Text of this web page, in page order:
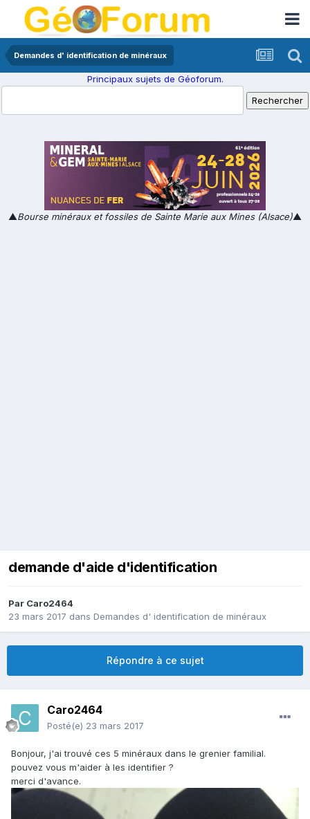
Demandes d' identification de minéraux
Principaux sujets de Géoforum.
▲Bourse minéraux et fossiles de Sainte Marie aux Mines (Alsace)▲
demande d'aide d'identification
Par Caro2464
23 mars 2017 dans Demandes d' identification de minéraux
Répondre à ce sujet
Caro2464
Posté(e) 23 mars 2017
Bonjour, j'ai trouvé ces 5 minéraux dans le grenier familial.
pouvez vous m'aider à les identifier ?
merci d'avance.